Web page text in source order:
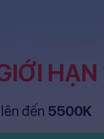
đến 5500K